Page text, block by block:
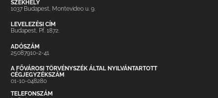
SZÉKHELY
1037 Budapest, Montevideo u. 9.
LEVELEZÉSI CÍM
Budapest, Pf. 1872.
ADÓSZÁM
25087910-2-41
A FŐVÁROSI TÖRVÉNYSZÉK ÁLTAL NYILVÁNTARTOTT
CÉGJEGYZÉKSZÁM
01-10-048280
TELEFONSZÁM